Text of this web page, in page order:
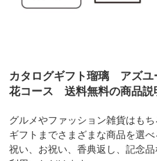
カタログギフト瑠璃 アズ
花コース 送料無料の商品説
グルメやファッション雑貨はも
ギフトまでさまざまな商品を選
祝い、お祝い、香典返し、記念